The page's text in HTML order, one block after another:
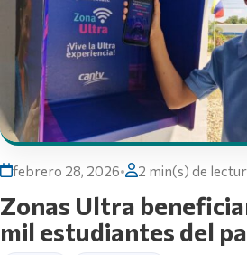
febrero 28, 2026• 2 min(s) de
Zonas Ultra
mil estudiantes del